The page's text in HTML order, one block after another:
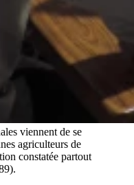
viennent de se
agriculteurs de
constatée partout